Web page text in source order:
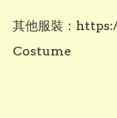
其他服裝：
Costume